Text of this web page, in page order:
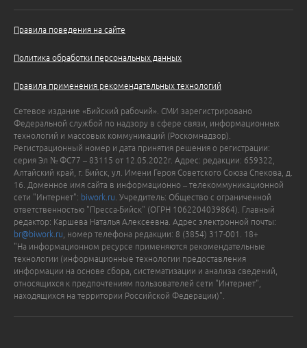
Правила поведения на сайте
Политика обработки персональных данных
Правила применения рекомендательных технологий
Сетевое издание «Бийский рабочий». СМИ зарегистрировано
Федеральной службой по надзору в сфере связи, информационных
технологий и массовых коммуникаций (Роскомнадзор).
Регистрационный номер и дата принятия решения о регистрации:
серия Эл № ФС77 – 83115 от 12.05.2022г. Адрес: редакции: 659322,
Алтайский край, г. Бийск, ул. Имени Героя Советского Союза Спекова, д.
16. Доменное имя сайта в информационно – телекоммуникационной
сети "Интернет": biwork.ru . Учредитель: Общество с ограниченной
ответственностью "Пресса-Бийск" (ОГРН 1062204039864). Главный
редактор: Каршева Наталья Алексеевна. Адрес электронной почты:
br@biwork.ru , номер телефона редакции: 8 (3854) 317-001. 18+
"На информационном ресурсе применяются рекомендательные
технологии (информационные технологии предоставления
информации на основе сбора, систематизации и анализа сведений,
относящихся к предпочтениям пользователей сети "Интернет",
находящихся на территории Российской Федерации)".